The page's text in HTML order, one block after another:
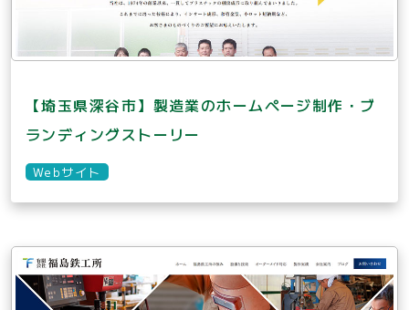
【埼玉県深谷市】製造業のホームページ制作・ブ
ランディングストーリー
Webサイト